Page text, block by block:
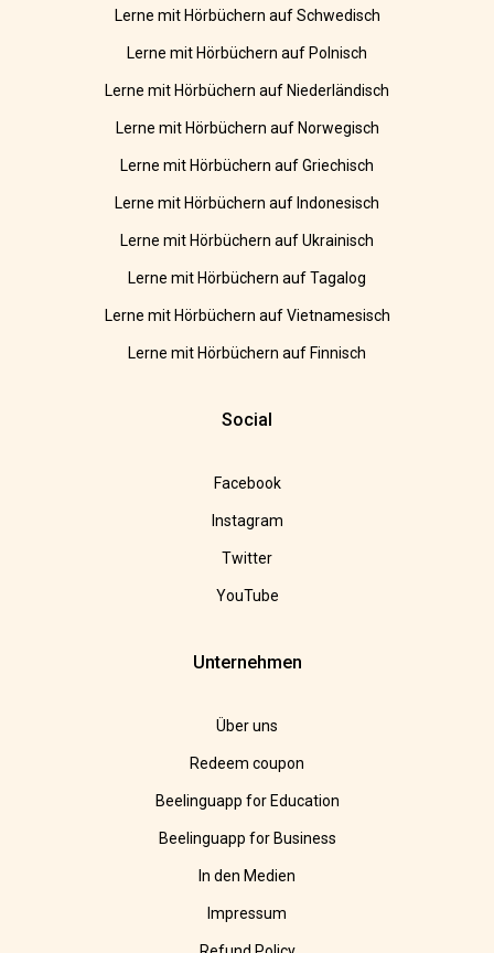
Lerne mit Hörbüchern auf Schwedisch
Lerne mit Hörbüchern auf Polnisch
Lerne mit Hörbüchern auf Niederländisch
Lerne mit Hörbüchern auf Norwegisch
Lerne mit Hörbüchern auf Griechisch
Lerne mit Hörbüchern auf Indonesisch
Lerne mit Hörbüchern auf Ukrainisch
Lerne mit Hörbüchern auf Tagalog
Lerne mit Hörbüchern auf Vietnamesisch
Lerne mit Hörbüchern auf Finnisch
Social
Facebook
Instagram
Twitter
YouTube
Unternehmen
Über uns
Redeem coupon
Beelinguapp for Education
Beelinguapp for Business
In den Medien
Impressum